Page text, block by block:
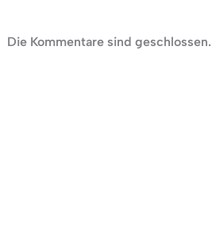
Die Kommentare sind geschlossen.